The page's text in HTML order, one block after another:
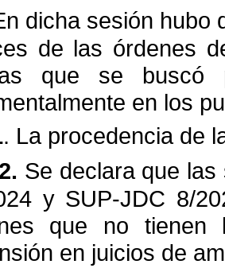
dicha sesión hubo
de las órdenes
que se buscó
en los
. La procedencia de
2. Se declara que las
y SUP-JDC 8/
que no tienen
en juicios de